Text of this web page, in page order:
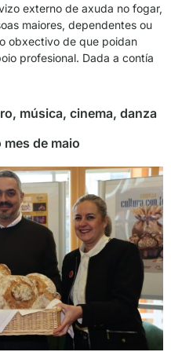
externo de axuda no fogar,
maiores, dependentes ou
obxectivo de que poidan
profesional. Dada a contía
música, cinema, danza
de maio